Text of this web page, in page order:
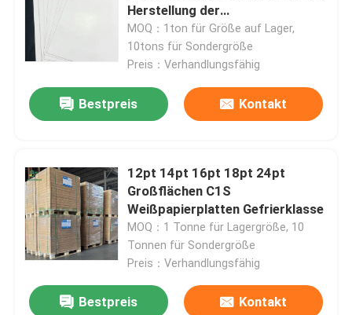
Herstellung der
Pralinenschachtel
MOQ：1ton für Größe auf Lager,
10tons für Sondergröße
Preis：Verhandlungsfähig
Bestpreis Kontakt
12pt 14pt 16pt 18pt 24pt
Großflächen C1S
Weißpapierplatten Gefrierklasse
MOQ：1 Tonne für Lagergröße, 10
Tonnen für Sondergröße
Preis：Verhandlungsfähig
Bestpreis Kontakt